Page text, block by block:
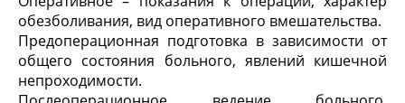
обезболивания, вид оперативного вмешательства.
Предоперационная подготовка в зависимости от
общего состояния больного, явлений кишечной
непроходимости.